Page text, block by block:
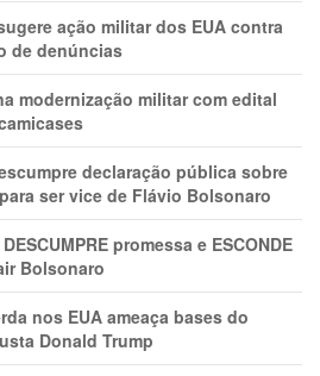
ação militar dos EUA contra
de denúncias
modernização militar com edital
declaração pública sobre
ser vice de Flávio Bolsonaro
promessa e ESCONDE
Bolsonaro
nos EUA ameaça bases do
Donald Trump